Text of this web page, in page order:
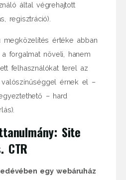
által végrehajtott
regisztráció).
megközelítés értéke abban
forgalmat növeli, hanem
felhasználókat terel az
érnek el –
– hard
Site
CTR
egy webáruház